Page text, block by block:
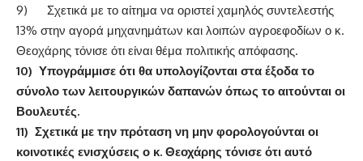
9) Σχετικά με το αίτημα να οριστεί χαμηλός συντελεστής
13% στην αγορά μηχανημάτων και λοιπών αγροεφοδίων ο κ.
Θεοχάρης τόνισε ότι είναι θέμα πολιτικής απόφασης.
10) Υπογράμμισε ότι θα υπολογίζονται στα έξοδα το
σύνολο των λειτουργικών δαπανών όπως το αιτούνται οι
Βουλευτές.
11) Σχετικά με την πρόταση νη μην φορολογούνται οι
κοινοτικές ενισχύσεις ο κ. Θεοχάρης τόνισε ότι αυτό